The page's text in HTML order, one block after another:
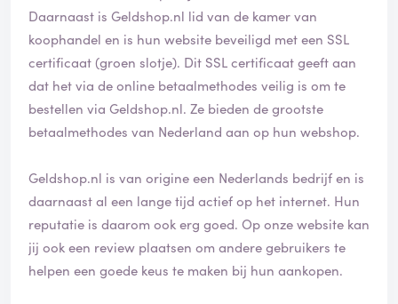
Daarnaast is Geldshop.nl lid van de kamer van
koophandel en is hun website beveiligd met een SSL
certificaat (groen slotje). Dit SSL certificaat geeft aan
dat het via de online betaalmethodes veilig is om te
bestellen via Geldshop.nl. Ze bieden de grootste
betaalmethodes van Nederland aan op hun webshop.
Geldshop.nl is van origine een Nederlands bedrijf en is
daarnaast al een lange tijd actief op het internet. Hun
reputatie is daarom ook erg goed. Op onze website kan
jij ook een review plaatsen om andere gebruikers te
helpen een goede keus te maken bij hun aankopen.